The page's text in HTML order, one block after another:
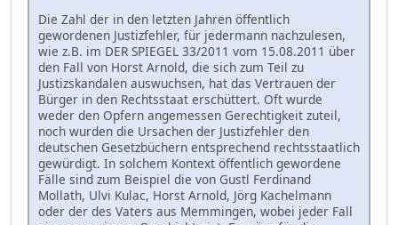
Die Zahl der in den letzten Jahren öffentlich
gewordenen Justizfehler, für jedermann nachzulesen,
wie z.B. im DER SPIEGEL 33/2011 vom 15.08.2011 über
den Fall von Horst Arnold, die sich zum Teil zu
Justizskandalen auswuchsen, hat das Vertrauen der
Bürger in den Rechtsstaat erschüttert. Oft wurde
weder den Opfern angemessen Gerechtigkeit zuteil,
noch wurden die Ursachen der Justizfehler den
deutschen Gesetzbüchern entsprechend rechtsstaatlich
gewürdigt. In solchem Kontext öffentlich gewordene
Fälle sind zum Beispiel die von Gustl Ferdinand
Mollath, Ulvi Kulac, Horst Arnold, Jörg Kachelmann
oder der des Vaters aus Memmingen, wobei jeder Fall